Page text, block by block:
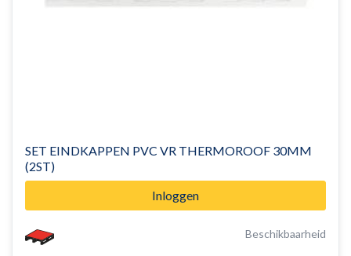
SET EINDKAPPEN PVC VR THERMOROOF 30MM
(2ST)
Inloggen
Beschikbaarheid